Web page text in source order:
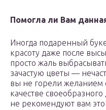
Помогла ли Вам
Иногда подаренный
красоту даже после
просто жаль
зачастую цветы —
вы не горели желанием
качестве
не рекомендуют вам